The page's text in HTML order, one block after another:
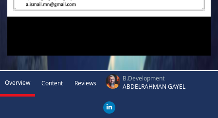
Overview Content Reviews
B.Development
ABDELRAHMAN GAYEL